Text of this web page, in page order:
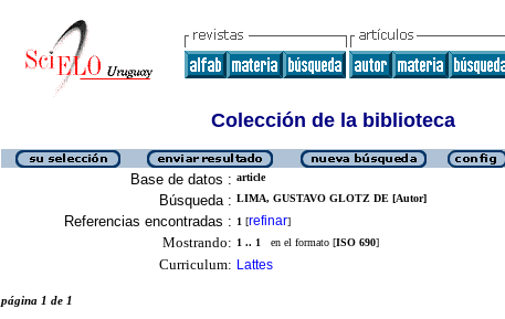
Colección de la biblioteca
Base de datos : article
Búsqueda : LIMA, GUSTAVO GLOTZ DE [Autor]
Referencias encontradas : 1 [refinar]
Mostrando: 1 .. 1 en el formato [ISO 690]
Curriculum: Lattes
página 1 de 1